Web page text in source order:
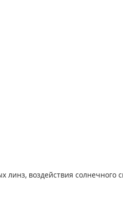
воздействия солнечного